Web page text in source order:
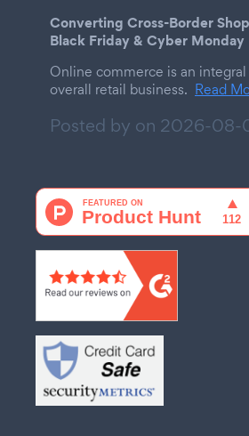
Converting Cross-Border
Black Friday & Cyber Monday
Online commerce is an
overall retail business. Read
Posted by on 2026-08-